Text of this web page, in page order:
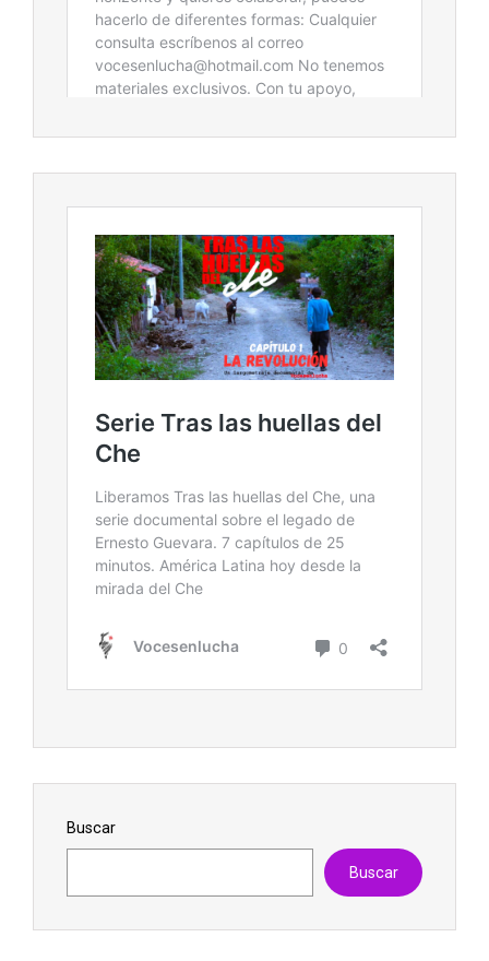
Buscar
Buscar